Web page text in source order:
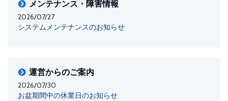
メンテナンス・障害情報
2026/07/27
システムメンテナンスのお知らせ
運営からのご案内
2026/07/30
お盆期間中の休業日のお知らせ